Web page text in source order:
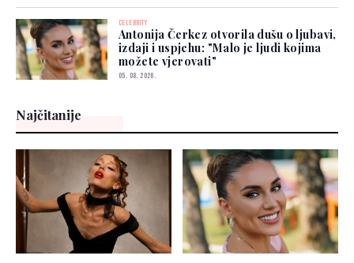
CELEBRITY
Antonija Čerkez otvorila dušu o ljubavi,
izdaji i uspjehu: "Malo je ljudi kojima
možete vjerovati"
05. 08. 2026.
Najčitanije